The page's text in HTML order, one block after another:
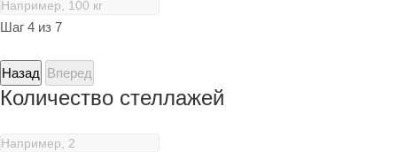
Шаг 4 из 7
Назад Вперед
Количество стеллажей